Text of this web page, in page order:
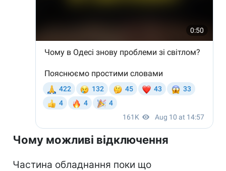
Чому можливі відключення
Частина обладнання поки що